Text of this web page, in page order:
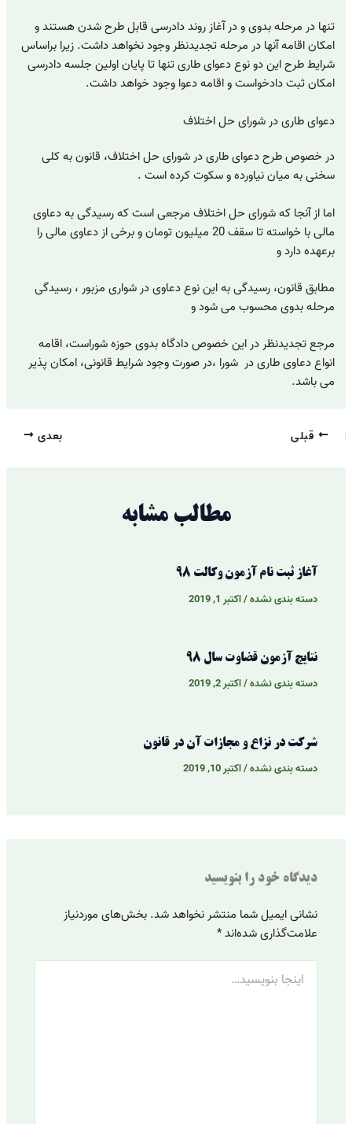
تنها در مرحله بدوی و در آغاز روند دادرسی قابل طرح شدن هستند و
امکان اقامه آنها در مرحله تجدیدنظر وجود نخواهد داشت. زیرا براساس
شرایط طرح این دو نوع دعوای طاری تنها تا پایان اولین جلسه دادرسی
امکان ثبت دادخواست و اقامه دعوا وجود خواهد داشت.
دعوای طاری در شورای حل اختلاف
در خصوص طرح دعوای طاری در شورای حل اختلاف، قانون به کلی
سخنی به میان نیاورده و سکوت کرده است .
اما از آنجا که شورای حل اختلاف مرجعی است که رسیدگی به دعاوی
مالی با خواسته تا سقف 20 میلیون تومان و برخی از دعاوی مالی را
برعهده دارد و
مطابق قانون، رسیدگی به این نوع دعاوی در شواری مزبور ، رسیدگی
مرحله بدوی محسوب می شود و
مرجع تجدیدنظر در این خصوص دادگاه بدوی حوزه شوراست، اقامه
انواع دعاوی طاری در شورا ،در صورت وجود شرایط قانونی، امکان پذیر
می باشد.
قبلی بعدی
مطالب مشابه
آغاز ثبت نام آزمون وکالت 98
دسته بندی نشده/اکتبر 1, 2019
نتایج آزمون قضاوت سال 98
دسته بندی نشده/اکتبر 2, 2019
شرکت در نزاع و مجازات آن در قانون
دسته بندی نشده/اکتبر 10, 2019
دیدگاه‌ خود را بنویسید
نشانی ایمیل شما منتشر نخواهد شد. بخش‌های موردنیاز
علامت‌گذاری شده‌اند*
اینجا
بنویسید…